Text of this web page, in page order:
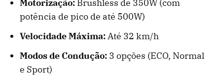
Motorização: Brushless de 350W (com
potência de pico de até 500W)
Velocidade Máxima:Até 32 km/h
Modos de Condução: 3 opções (ECO, Normal
e Sport)